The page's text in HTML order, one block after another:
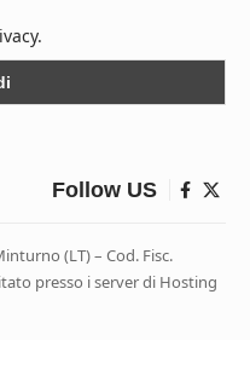
Follow US
(LT) – Cod. Fisc.
presso i server di Hosting